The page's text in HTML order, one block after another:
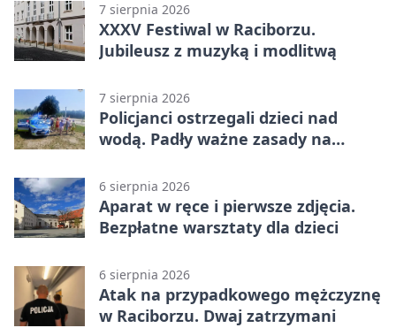
7 sierpnia 2026
XXXV Festiwal w Raciborzu.
Jubileusz z muzyką i modlitwą
7 sierpnia 2026
Policjanci ostrzegali dzieci nad
wodą. Padły ważne zasady na
6 sierpnia 2026
Aparat w ręce i pierwsze zdjęcia.
Bezpłatne warsztaty dla dzieci
6 sierpnia 2026
Atak na przypadkowego mężczyznę
w Raciborzu. Dwaj zatrzymani